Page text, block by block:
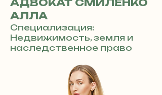
АДВОКАТ СМИЛЕНКО
АЛЛА
Специализация:
Недвижимость, земля и
наследственное право